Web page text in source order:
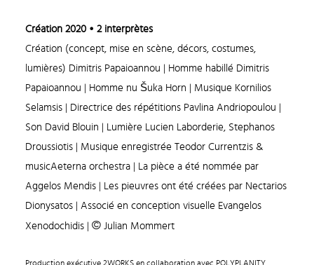
Création 2020• 2 interprètes
Création (concept, mise en scène, décors, costumes,
lumières) Dimitris Papaioannou | Homme habillé Dimitris
Papaioannou | Homme nu Šuka Horn | Musique Kornilios
Selamsis | Directrice des répétitions Pavlina Andriopoulou |
Son David Blouin | Lumière Lucien Laborderie, Stephanos
Droussiotis | Musique enregistrée Teodor Currentzis &
musicAeterna orchestra | La pièce a été nommée par
Aggelos Mendis | Les pieuvres ont été créées par Nectarios
Dionysatos | Associé en conception visuelle Evangelos
Xenodochidis | ©Julian Mommert
Production exécutive 2WORKS en collaboration avec POLYPLANITY